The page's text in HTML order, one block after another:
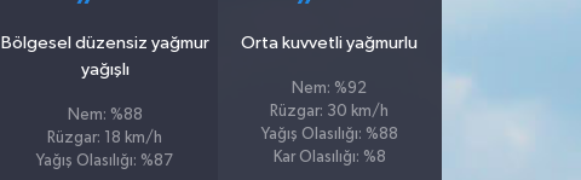
Bölgesel düzensiz yağmur
yağışlı
Nem: %88
Rüzgar: 18 km/h
Yağış Olasılığı: %87
Orta kuvvetli yağmurlu
Nem: %92
Rüzgar: 30 km/h
Yağış Olasılığı: %88
Kar Olasılığı: %8